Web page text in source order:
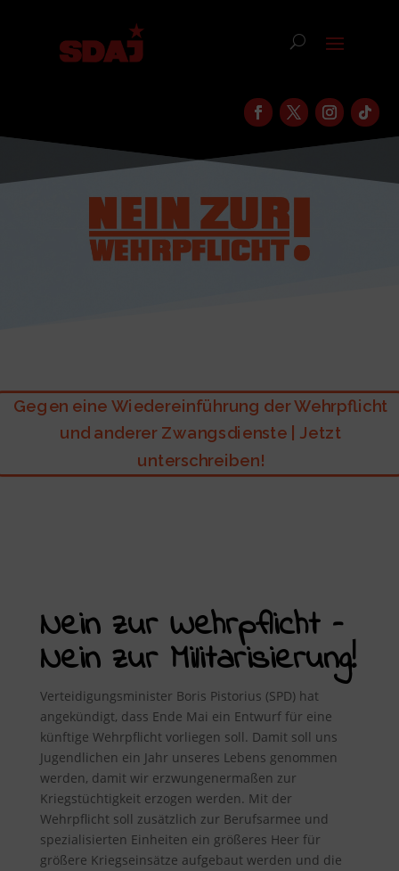
Gegen eine Wiedereinführung der Wehrpflicht
und anderer Zwangsdienste | Jetzt
unterschreiben!
Nein zur Wehrpflicht –
Nein zur Militarisierung!
Verteidigungsminister Boris Pistorius (SPD) hat
angekündigt, dass Ende Mai ein Entwurf für eine
künftige Wehrpflicht vorliegen soll. Damit soll uns
Jugendlichen ein Jahr unseres Lebens genommen
werden, damit wir erzwungenermaßen zur
Kriegstüchtigkeit erzogen werden. Mit der
Wehrpflicht soll zusätzlich zur Berufsarmee und
spezialisierten Einheiten ein größeres Heer für
größere Kriegseinsätze aufgebaut werden und die